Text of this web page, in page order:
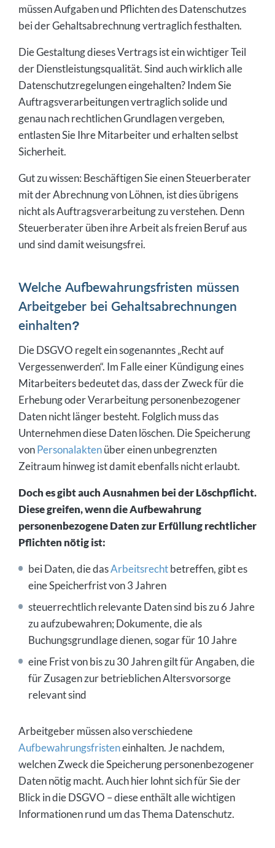
müssen Aufgaben und Pflichten des Datenschutzes
bei der Gehaltsabrechnung vertraglich festhalten.
Die Gestaltung dieses Vertrags ist ein wichtiger Teil
der Dienstleistungsqualität. Sind auch wirklich alle
Datenschutzregelungen eingehalten? Indem Sie
Auftragsverarbeitungen vertraglich solide und
genau nach rechtlichen Grundlagen vergeben,
entlasten Sie Ihre Mitarbeiter und erhalten selbst
Sicherheit.
Gut zu wissen: Beschäftigen Sie einen Steuerberater
mit der Abrechnung von Löhnen, ist dies übrigens
nicht als Auftragsverarbeitung zu verstehen. Denn
Steuerberater üben ihre Arbeit als freien Beruf aus
und sind damit weisungsfrei.
Welche Aufbewahrungsfristen müssen
Arbeitgeber bei Gehaltsabrechnungen
einhalten?
Die DSGVO regelt ein sogenanntes „Recht auf
Vergessenwerden“. Im Falle einer Kündigung eines
Mitarbeiters bedeutet das, dass der Zweck für die
Erhebung oder Verarbeitung personenbezogener
Daten nicht länger besteht. Folglich muss das
Unternehmen diese Daten löschen. Die Speicherung
vonPersonalaktenüber einen unbegrenzten
Zeitraum hinweg ist damit ebenfalls nicht erlaubt.
Doch es gibt auch Ausnahmen bei der Löschpflicht.
Diese greifen, wenn die Aufbewahrung
personenbezogene Daten zur Erfüllung rechtlicher
Pflichten nötig ist:
bei Daten, die dasArbeitsrechtbetreffen, gibt es
eine Speicherfrist von 3 Jahren
steuerrechtlich relevante Daten sind bis zu 6 Jahre
zu aufzubewahren; Dokumente, die als
Buchungsgrundlage dienen, sogar für 10 Jahre
eine Frist von bis zu 30 Jahren gilt für Angaben, die
für Zusagen zur betrieblichen Altersvorsorge
relevant sind
Arbeitgeber müssen also verschiedene
Aufbewahrungsfristeneinhalten. Je nachdem,
welchen Zweck die Speicherung personenbezogener
Daten nötig macht. Auch hier lohnt sich für Sie der
Blick in die DSGVO – diese enthält alle wichtigen
Informationen rund um das Thema Datenschutz.